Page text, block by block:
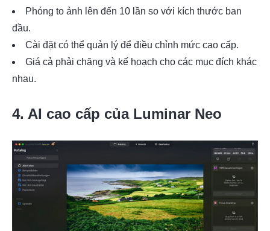
Phóng to ảnh lên đến 10 lần so với kích thước ban
đầu.
Cài đặt có thể quản lý để điều chỉnh mức cao cấp.
Giá cả phải chăng và kế hoạch cho các mục đích khác
nhau.
4. AI cao cấp của Luminar Neo